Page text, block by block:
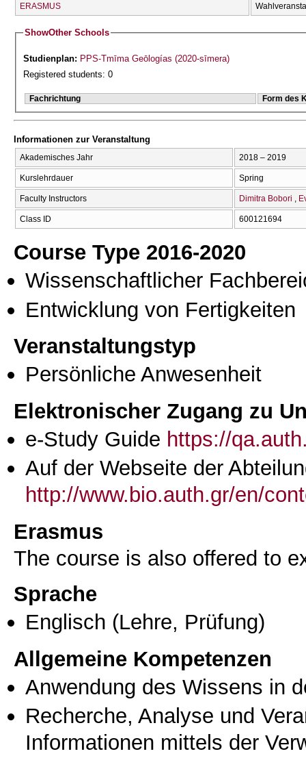
ERASMUS
ShowOther Schools
Studienplan: PPS-Tmīma Geōlogías (2020-sīmera)
Registered students: 0
Fachrichtung Form des
Informationen zur Veranstaltung
Akademisches Jahr 2018 – 2019
Kurslehrdauer Spring
Faculty Instructors Dimitra Bobori
Class ID 600121694
Course Type 2016-2020
Wissenschaftlicher
Entwicklung von Fertigkeiten
Veranstaltungstyp
Persönliche Anwesenheit
Elektronischer Zugang zu
e-Study Guide https://
Auf der Webseite der
http://www.bio.auth.gr/en/
Erasmus
The course is also offered to
Sprache
Englisch (Lehre, Prüfung)
Allgemeine Kompetenzen
Anwendung des Wissens in
Recherche, Analyse und
Informationen mittels der